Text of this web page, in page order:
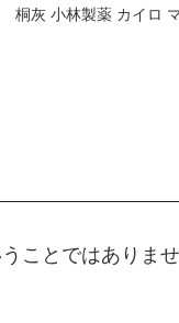
桐灰 小林製薬 カイロ
ことではありま